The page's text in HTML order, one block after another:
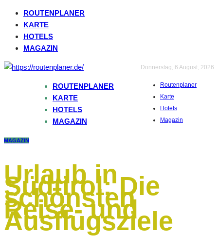
ROUTENPLANER
KARTE
HOTELS
MAGAZIN
Donnerstag, 6 August, 2026
Routenplaner
Karte
Hotels
Magazin
ROUTENPLANER
KARTE
HOTELS
MAGAZIN
MAGAZIN
Urlaub in
Südtirol: Die
schönsten
Reise- und
Ausflugsziele